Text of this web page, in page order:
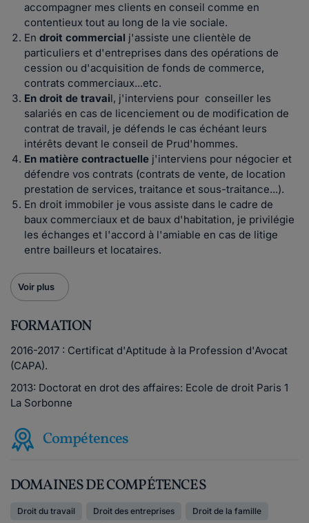
accompagner mes clients en conseil comme en
contentieux tout au long de la vie sociale.
En droit commercial j'assiste une clientèle de
particuliers et d'entreprises dans des opérations de
cession ou d'acquisition de fonds de commerce,
contrats commerciaux...etc.
En droit de travail, j'interviens pour conseiller les
salariés en cas de licenciement ou de modification de
contrat de travail, je défends le cas échéant leurs
intérêts devant le conseil de Prud'hommes.
En matière contractuelle j'interviens pour négocier et
défendre vos contrats (contrats de vente, de location
prestation de services, traitance et sous-traitance...).
En droit immobiler je vous assiste dans le cadre de
baux commerciaux et de baux d'habitation, je privilégie
les échanges et l'accord à l'amiable en cas de litige
entre bailleurs et locataires.
Voir plus
FORMATION
2016-2017 : Certificat d'Aptitude à la Profession d'Avocat
(CAPA).
2013: Doctorat en drot des affaires: Ecole de droit Paris 1
La Sorbonne
Compétences
DOMAINES DE COMPÉTENCES
Droit du travail Droit des entreprises Droit de la famille